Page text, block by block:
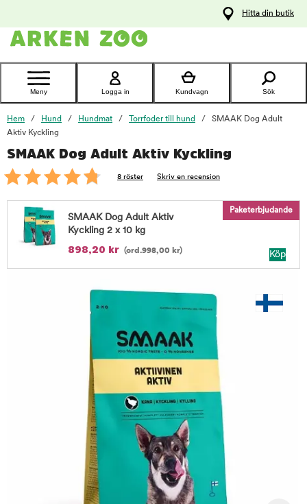
Kontakta
Hitta din butik
Meny Logga in Kundvagn Sök
Hem Hund Hundmat Torrfoder till hund
SMAAK Dog Adult
Aktiv Kyckling
SMAAK Dog Adult Aktiv Kyckling
8 röster Skriv en recension
SMAAK Dog Adult Aktiv
Kyckling 2 x 10 kg
898,20 kr (ord.998,00 kr) Köp
Paketerbjudande
foo